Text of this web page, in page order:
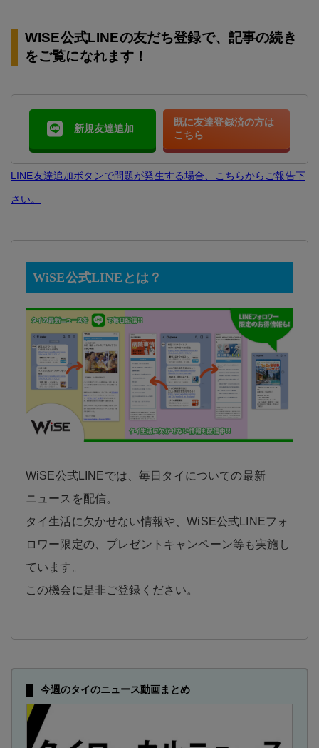
WISE公式LINEの友だち登録で、記事の続き
をご覧になれます！
新規友達追加
既に友達登録済の方は
こちら
LINE友達追加ボタンで問題が発生する場合、こちらからご報告下
さい。
WiSE公式LINEとは？
WiSE公式LINEでは、毎日タイについての最新
ニュースを配信。
タイ生活に欠かせない情報や、WiSE公式LINEフォ
ロワー限定の、プレゼントキャンペーン等も実施し
ています。
この機会に是非ご登録ください。
今週のタイのニュース動画まとめ